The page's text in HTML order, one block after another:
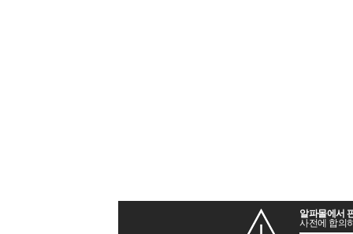
알파몰에서
사전에 합의